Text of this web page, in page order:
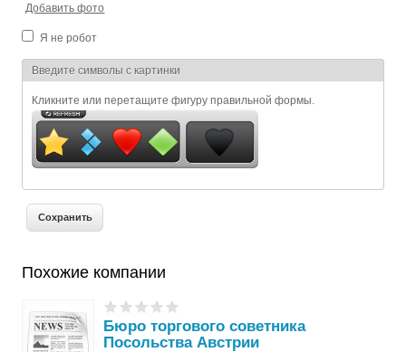
Добавить фото
Я не робот
Я спамер
Введите символы с картинки
Кликните или перетащите фигуру правильной формы.
Похожие компании
Бюро торгового советника
Посольства Австрии